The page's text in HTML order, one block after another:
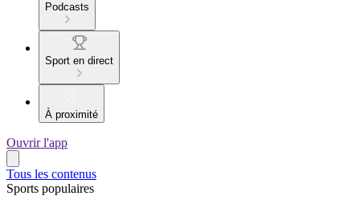
Podcasts
Sport en direct
À proximité
Ouvrir l'app
Tous les contenus
Sports populaires